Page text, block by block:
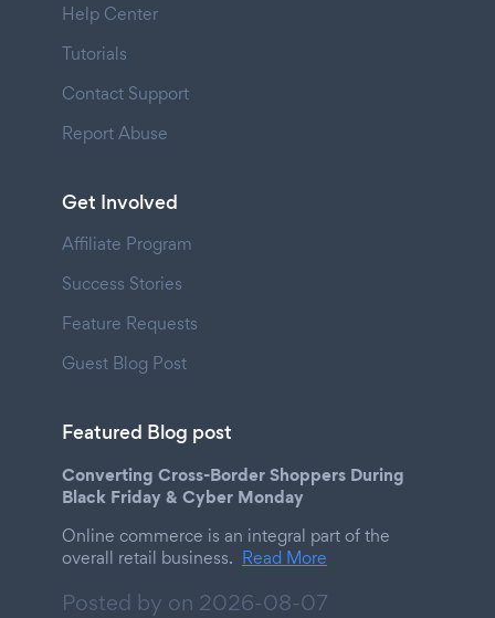
Help Center
Tutorials
Contact Support
Report Abuse
Get Involved
Affiliate Program
Success Stories
Feature Requests
Guest Blog Post
Featured Blog post
Converting Cross-Border Shoppers During
Black Friday & Cyber Monday
Online commerce is an integral part of the
overall retail business. Read More
Posted by on 2026-08-07